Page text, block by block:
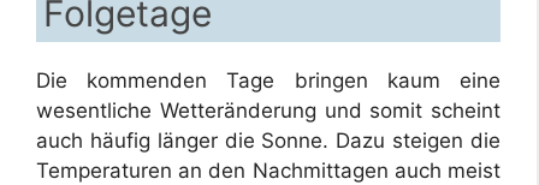
Folgetage
Die kommenden Tage bringen kaum eine
wesentliche Wetteränderung und somit scheint
auch häufig länger die Sonne. Dazu steigen die
Temperaturen an den Nachmittagen auch meist